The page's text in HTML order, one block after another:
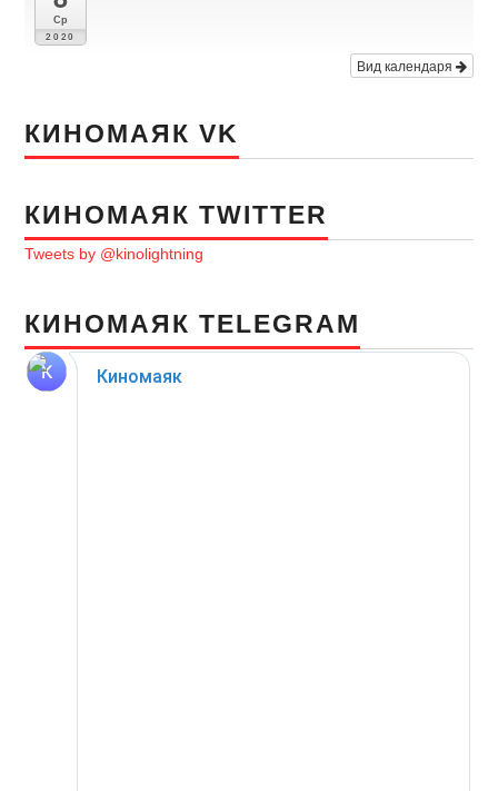
Ср
2020
Вид календаря
КИНОМАЯК VK
КИНОМАЯК TWITTER
Tweets by @kinolightning
КИНОМАЯК TELEGRAM